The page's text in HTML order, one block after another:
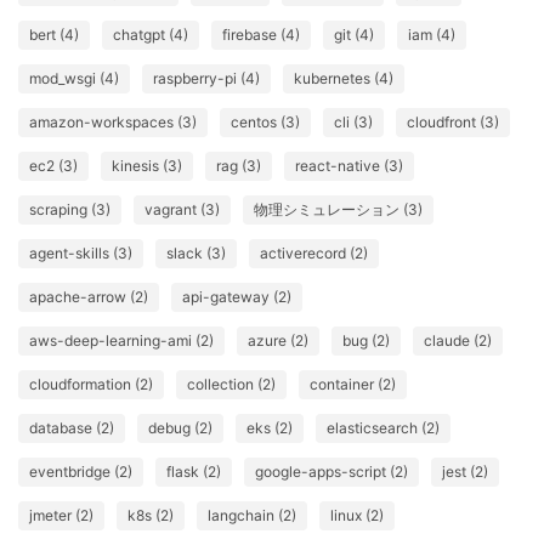
bert (4) chatgpt (4) firebase (4) git (4) iam (4)
mod_wsgi (4) raspberry-pi (4) kubernetes (4)
amazon-workspaces (3) centos (3) cli (3) cloudfront (3)
ec2 (3) kinesis (3) rag (3) react-native (3)
scraping (3) vagrant (3) 物理シミュレーション (3)
agent-skills (3) slack (3) activerecord (2)
apache-arrow (2) api-gateway (2)
aws-deep-learning-ami (2) azure (2) bug (2) claude (2)
cloudformation (2) collection (2) container (2)
database (2) debug (2) eks (2) elasticsearch (2)
eventbridge (2) flask (2) google-apps-script (2) jest (2)
jmeter (2) k8s (2) langchain (2) linux (2)